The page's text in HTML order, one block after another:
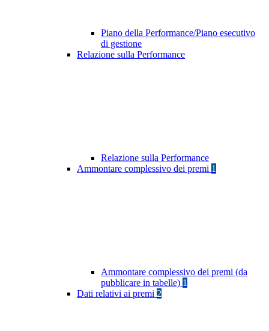
Piano della Performance/Piano esecutivo
di gestione
Relazione sulla Performance
Relazione sulla Performance
Ammontare complessivo dei premi 1
Ammontare complessivo dei premi (da
pubblicare in tabelle) 1
Dati relativi ai premi 2